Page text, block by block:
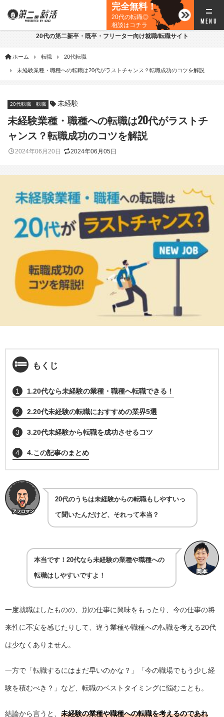
完全無料！
20代の転職◎
相談はコチラ
20代の第二新卒・既卒・フリーター向け就職/転職サイト
ホーム 転職 20代転職
未経験業種・職種への転職は20代がラストチャンス？転職成功のコツを解説
20代転職 転職 未経験
未経験業種・職種への転職は20代がラストチ
ャンス？転職成功のコツを解説
2024年06月20日 2024年06月05日
もくじ
1 1.20代なら未経験の業種・職種へ転職できる！
2 2.20代未経験の転職におすすめの業界5選
3 3.20代未経験から転職を成功させるコツ
4 4.この記事のまとめ
20代のうちは未経験からの転職もしやすいっ
て聞いたんだけど、それって本当？
本当です！20代なら未経験の業種や職種への
転職はしやすいですよ！
一度就職はしたものの、別の仕事に興味をもったり、今の仕事の将
来性に不安を感じたりして、違う業種や職種への転職を考える20代
は少なくありません。
一方で「転職するにはまだ早いのかな？」「今の職場でもう少し経
験を積むべき？」など、転職のベストタイミングに悩むことも。
結論から言うと、 未経験の業種や職種への転職を考えるのであれ